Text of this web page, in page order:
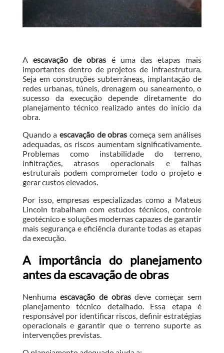
A escavação de obras é uma das etapas mais
importantes dentro de projetos de infraestrutura.
Seja em construções subterrâneas, implantação de
redes urbanas, túneis, drenagem ou saneamento, o
sucesso da execução depende diretamente do
planejamento técnico realizado antes do início da
obra.
Quando aescavação de obras começa sem análises
adequadas, os riscos aumentam significativamente.
Problemas como instabilidade do terreno,
infiltrações, atrasos operacionais e falhas
estruturais podem comprometer todo o projeto e
gerar custos elevados.
Por isso, empresas especializadas como a Mateus
Lincoln trabalham com estudos técnicos, controle
geotécnico e soluções modernas capazes de garantir
mais segurança e eficiência durante todas as etapas
da execução.
A importância do planejamento
antes da escavação de obras
Nenhumaescavação de obrasdeve começar sem
planejamento técnico detalhado. Essa etapa é
responsável por identificar riscos, definir estratégias
operacionais e garantir que o terreno suporte as
intervenções previstas.